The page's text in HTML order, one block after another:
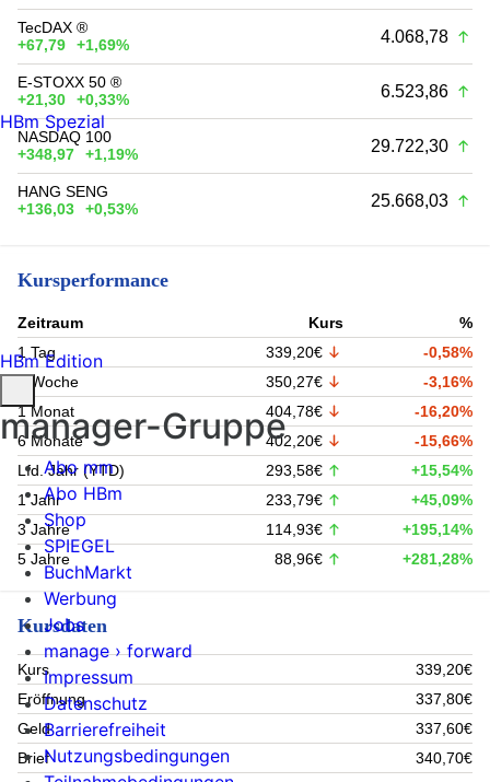
TecDAX ®
+67,79
+1,69% 4.068,78
E-STOXX 50 ®
+21,30
+0,33% 6.523,86
NASDAQ 100
+348,97
+1,19% 29.722,30
HANG SENG
+136,03
+0,53% 25.668,03
Kursperformance
Zeitraum Kurs
%
1 Tag
339,20€
-0,58%
1 Woche
350,27€
-3,16%
1 Monat
404,78€
-16,20%
6 Monate
402,20€
-15,66%
Lfd. Jahr (YTD)
293,58€
+15,54%
1 Jahr
233,79€
+45,09%
3 Jahre
114,93€
+195,14%
5 Jahre
88,96€ +281,28%
Kursdaten
Kurs
339,20€
Eröffnung
337,80€
Geld
337,60€
Brief
340,70€
HBm Spezial
HBm Edition
manager-Gruppe
Abo mm
Abo HBm
Shop
SPIEGEL
BuchMarkt
Werbung
Jobs
manage › forward
Impressum
Datenschutz
Barrierefreiheit
Nutzungsbedingungen